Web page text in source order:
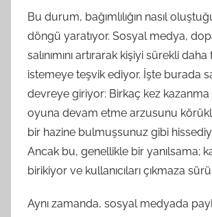
Bu durum, bağımlılığın nasıl
döngü yaratıyor. Sosyal medya,
salınımını artırarak kişiyi sürekli daha
istemeye teşvik ediyor. İşte burada
devreye giriyor: Birkaç kez kazanma
oyuna devam etme arzusunu
bir hazine bulmuşsunuz gibi
Ancak bu, genellikle bir yanılsama;
birikiyor ve kullanıcıları çıkmaza
Aynı zamanda, sosyal medyada